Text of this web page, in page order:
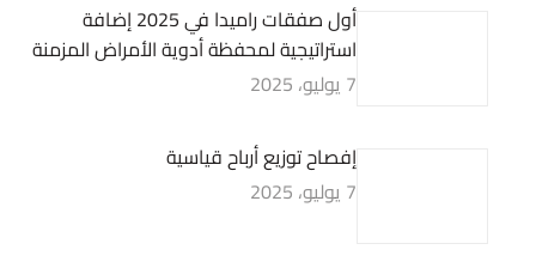
أول صفقات راميدا في 2025 إضافة
استراتيجية لمحفظة أدوية الأمراض المزمنة
7 يوليو، 2025
إفصاح توزيع أرباح قياسية
7 يوليو، 2025